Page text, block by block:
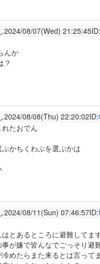
2024/08/07(Wed) 21:25:45ID:
んか
？
2024/08/08(Thu) 22:20:02ID:
たおでん
かちくわぶを選ぶかは
2024/08/11(Sun) 07:46:57ID:
とあるところに避難してます
が嫌で皆んなでごっそり避
めたらまた来るとは言って